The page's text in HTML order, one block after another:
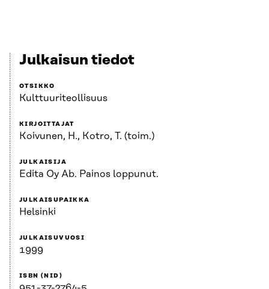
Julkaisun tiedot
OTSIKKO
Kulttuuriteollisuus
KIRJOITTAJAT
Koivunen, H., Kotro, T. (toim.)
JULKAISIJA
Edita Oy Ab. Painos loppunut.
JULKAISUPAIKKA
Helsinki
JULKAISUVUOSI
1999
ISBN (NID)